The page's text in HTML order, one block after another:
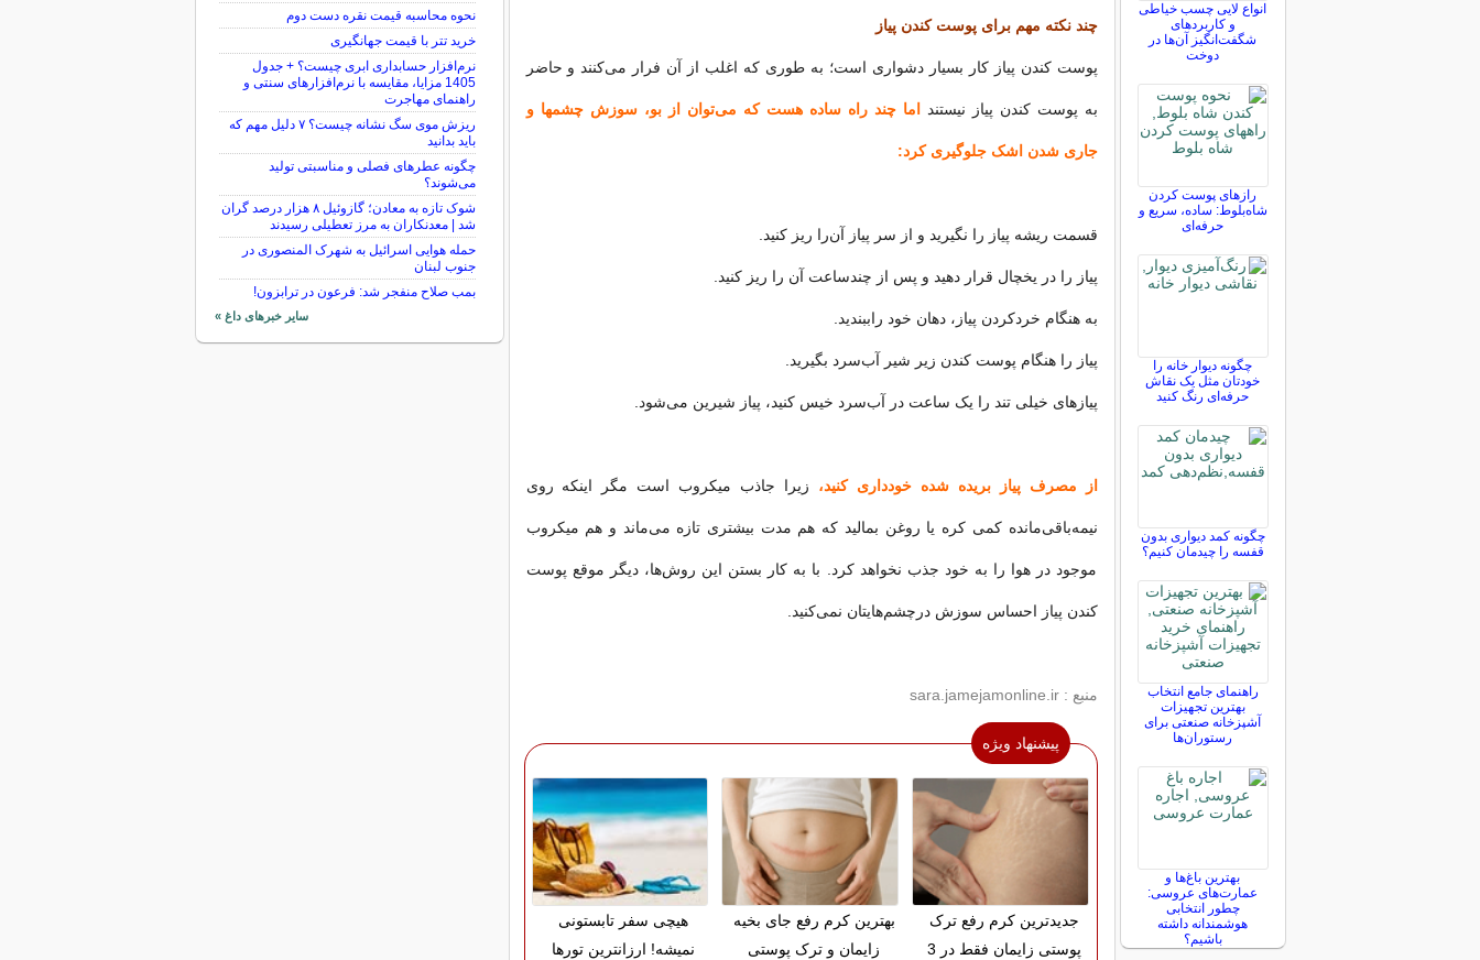
چند نکته مهم برای پوست کندن پیاز
پوست‌ کندن‌ پیاز کار بسیار دشواری‌ است‌؛ به‌ طوری‌ که‌ اغلب‌ از آن‌ فرار می‌کنند و حاضر
به‌ پوست‌ کندن‌ پیاز نیستند اما چند راه ساده هست که می‌توان از بو، سوزش چشمها و
جاری شدن اشک‌ جلوگیری کرد:
قسمت‌ ریشه‌ پیاز را نگیرید و از سر پیاز آن‌را ریز کنید.
پیاز را در یخچال‌ قرار دهید و پس‌ از چندساعت‌ آن‌ را ریز کنید.
به‌ هنگام‌ خردکردن‌ پیاز، دهان‌ خود راببندید.
پیاز را هنگام‌ پوست‌ کندن‌ زیر شیر آب‌سرد بگیرید.
پیازهای‌ خیلی‌ تند را یک‌ ساعت‌ در آب‌سرد خیس‌ کنید، پیاز شیرین‌ می‌شود.
از مصرف‌ پیاز بریده‌ شده‌ خودداری‌ کنید، زیرا جاذب‌ میکروب‌ است‌ مگر اینکه‌ روی‌
نیمه‌باقی‌مانده‌ کمی‌ کره‌ یا روغن‌ بمالید که‌ هم‌ مدت‌ بیشتری‌ تازه‌ می‌ماند و هم‌ میکروب‌
موجود در هوا را به‌ خود جذب‌ نخواهد کرد. با به کار بستن این‌ روش‌ها، دیگر موقع‌ پوست‌
کندن‌ پیاز احساس‌ سوزش‌ درچشم‌هایتان‌ نمی‌کنید.
منبع : sara.jamejamonline.ir
پیشنهاد ویژه
جدیدترین کرم رفع ترک
پوستی زایمان فقط در 3
بهترین کرم رفع جای بخیه
زایمان و ترک پوستی
هیچی سفر تابستونی
نمیشه! ارزانترین تورها
انواع لایی چسب خیاطی
و کاربردهای
شگفت‌انگیز آن‌ها در
دوخت
رازهای پوست کردن
شاه‌بلوط: ساده، سریع و
حرفه‌ای
چگونه دیوار خانه را
خودتان مثل یک نقاش
حرفه‌ای رنگ کنید
چگونه کمد دیواری بدون
قفسه را چیدمان کنیم؟
راهنمای جامع انتخاب
بهترین تجهیزات
آشپزخانه صنعتی برای
رستوران‌ها
بهترین باغ‌ها و
عمارت‌های عروسی:
چطور انتخابی
هوشمندانه داشته
باشیم؟
نحوه محاسبه قیمت نقره دست دوم
خرید تتر با قیمت جهانگیری
نرم‌افزار حسابداری ابری چیست؟ + جدول
1405 مزایا، مقایسه با نرم‌افزارهای سنتی و
راهنمای مهاجرت
ریزش موی سگ نشانه چیست؟ ۷ دلیل مهم که
باید بدانید
چگونه عطرهای فصلی و مناسبتی تولید
می‌شوند؟
شوک تازه به معادن؛ گازوئیل ۸ هزار درصد گران
شد | معدنکاران به مرز تعطیلی رسیدند
حمله هوایی اسرائیل به شهرک المنصوری در
جنوب لبنان
بمب صلاح منفجر شد: فرعون در ترابزون!
سایر خبرهای داغ »